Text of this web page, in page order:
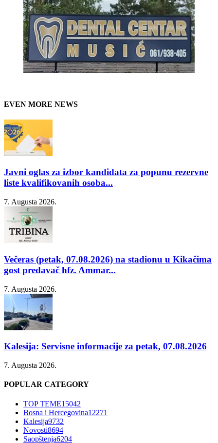
EVEN MORE NEWS
Javni oglas za izbor kandidata za popunu rezervne
liste kvalifikovanih osoba...
7. Augusta 2026.
Večeras (petak, 07.08.2026) na stadionu u Kikačima
gost predavač hfz. Ammar...
7. Augusta 2026.
Kalesija: Servisne informacije za petak, 07.08.2026
7. Augusta 2026.
POPULAR CATEGORY
TOP TEME15042
Bosna i Hercegovina12271
Kalesija9732
Novosti8694
Saopštenja6204